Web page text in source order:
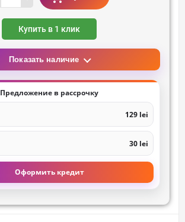
Купить в 1 клик
Показать наличие
Предложение в рассрочку
129 lei
30 lei
Оформить кредит